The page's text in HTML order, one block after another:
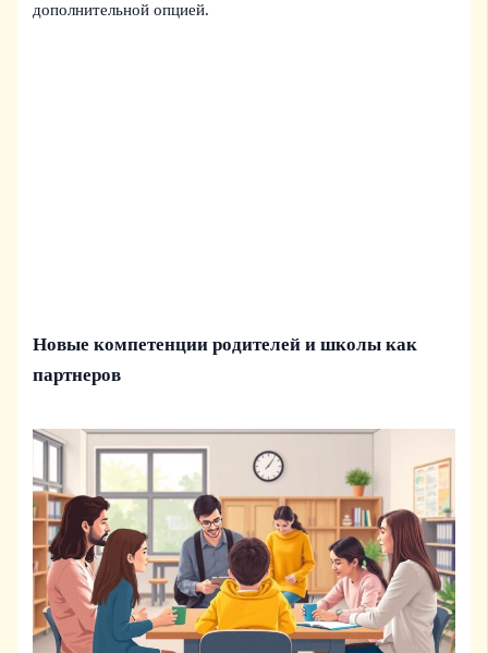
дополнительной опцией.
Новые компетенции родителей и школы как
партнеров